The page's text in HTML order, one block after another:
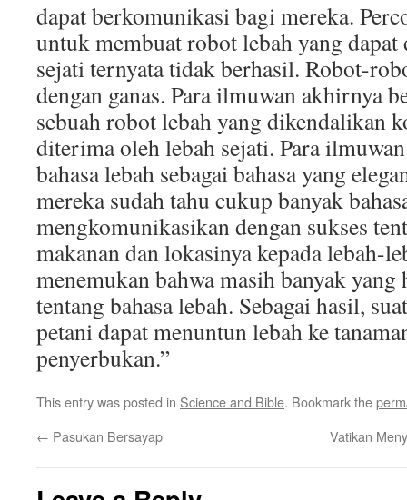
dapat berkomunikasi bagi mereka.
untuk membuat robot lebah yang
sejati ternyata tidak berhasil. Robot-
dengan ganas. Para ilmuwan akhirnya
sebuah robot lebah yang dikendalikan
diterima oleh lebah sejati. Para
bahasa lebah sebagai bahasa yang
mereka sudah tahu cukup banyak
mengkomunikasikan dengan sukses
makanan dan lokasinya kepada lebah-
menemukan bahwa masih banyak
tentang bahasa lebah. Sebagai hasil,
petani dapat menuntun lebah ke
penyerbukan.”
This entry was posted in Science and Bible. Bookmark the
← Pasukan Bersayap Vatikan